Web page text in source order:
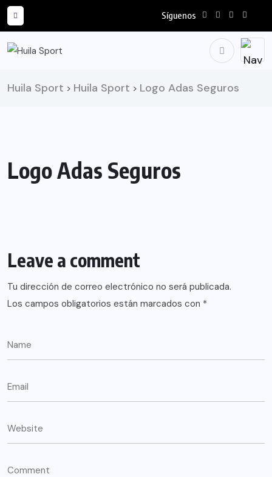
Síguenos
Huila Sport > Huila Sport > Logo Adas Seguros
Logo Adas Seguros
Leave a comment
Tu dirección de correo electrónico no será publicada.
Los campos obligatorios están marcados con *